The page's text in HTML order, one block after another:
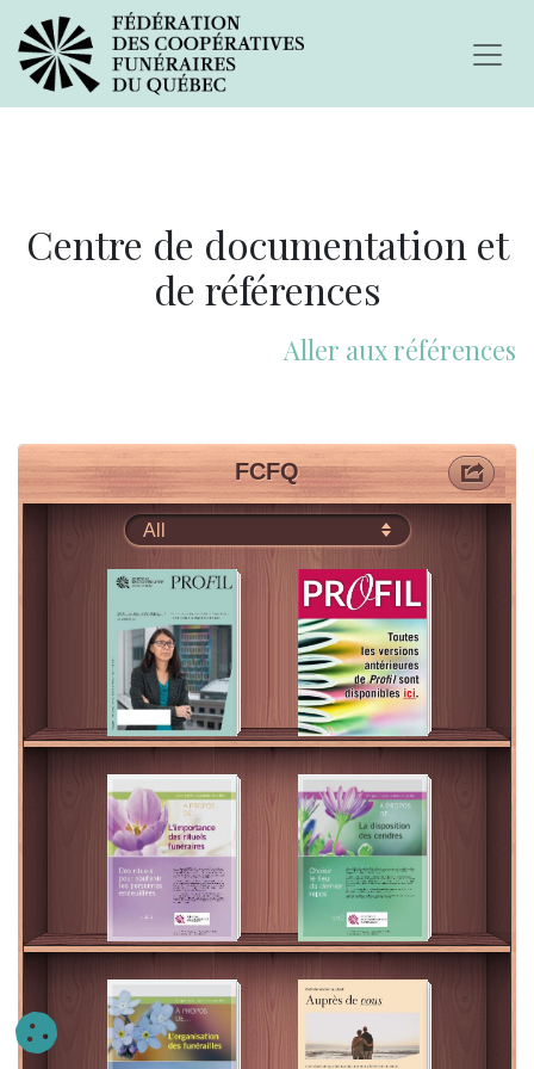
Centre de documentation et
de références
Aller aux références